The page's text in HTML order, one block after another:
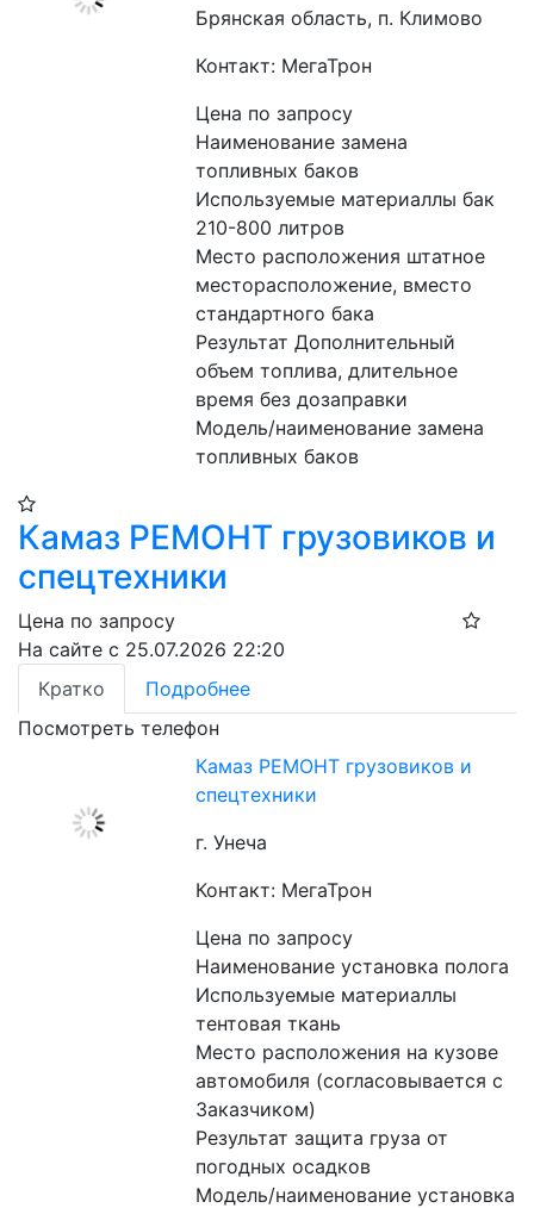
Брянская область, п. Климово
Контакт: МегаТрон
Цена по запросу
Наименование замена
топливных баков
Используемые материаллы бак
210-800 литров
Место расположения штатное
месторасположение, вместо
стандартного бака
Результат Дополнительный
объем топлива, длительное
время без дозаправки
Модель/наименование замена
топливных баков
Камаз РЕМОНТ грузовиков и
спецтехники
Цена по запросу
На сайте с 25.07.2026 22:20
Кратко
Подробнее
Посмотреть телефон
Камаз РЕМОНТ грузовиков и
спецтехники
г. Унеча
Контакт: МегаТрон
Цена по запросу
Наименование установка полога
Используемые материаллы
тентовая ткань
Место расположения на кузове
автомобиля (согласовывается с
Заказчиком)
Результат защита груза от
погодных осадков
Модель/наименование установка